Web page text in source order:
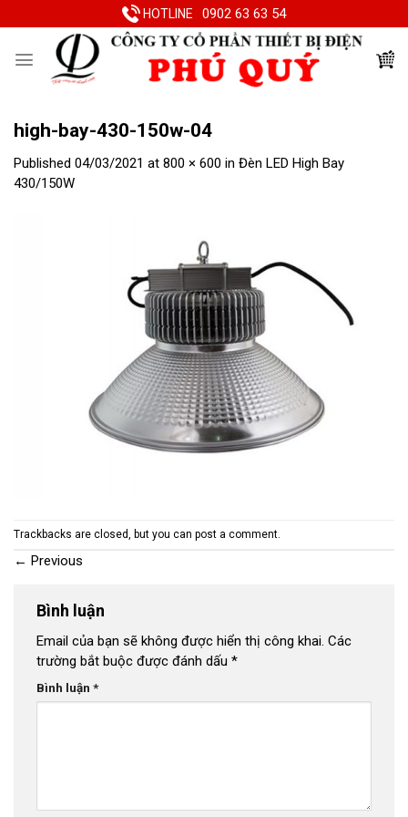
to
HOTLINE 0902 63 63 54
high-bay-430-150w-04
Published 04/03/2021 at 800 × 600 in Đèn LED High Bay
430/150W
Trackbacks are closed, but you can post a comment.
← Previous
Bình luận
Email của bạn sẽ không được hiển thị công khai. Các
trường bắt buộc được đánh dấu *
Bình luận *